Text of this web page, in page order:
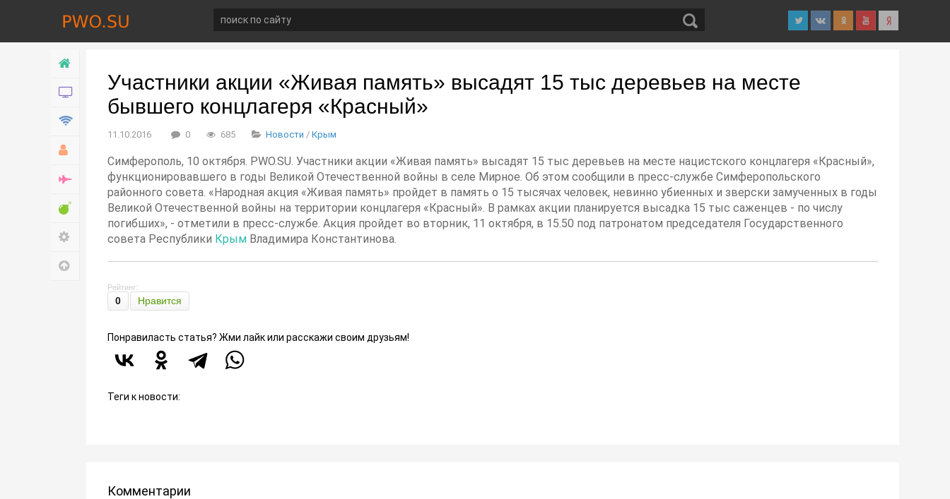
Новости
Война
Развлечение
Настройки
Наверх
Участники акции «Живая память» высадят 15 тыс деревьев на месте
бывшего концлагеря «Красный»
11.10.2016 0 685 Новости / Крым
Симферополь, 10 октября. PWO.SU. Участники акции «Живая память» высадят 15 тыс деревьев на месте нацистского концлагеря «Красный»,
функционировавшего в годы Великой Отечественной войны в селе Мирное. Об этом сообщили в пресс-службе Симферопольского
районного совета. «Народная акция «Живая память» пройдет в память о 15 тысячах человек, невинно убиенных и зверски замученных в годы
Великой Отечественной войны на территории концлагеря «Красный». В рамках акции планируется высадка 15 тыс саженцев - по числу
погибших», - отметили в пресс-службе. Акция пройдет во вторник, 11 октября, в 15.50 под патронатом председателя Государственного
совета Республики Крым Владимира Константинова.
Рейтинг:
0 Нравится
Понравиласть статья? Жми лайк или расскажи своим друзьям!
Теги к новости:
Комментарии